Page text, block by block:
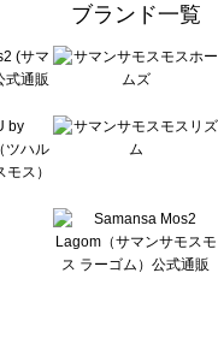
ー）のシューズ一覧
のシューズ一覧
テチチ クラシック）のシューズ一覧
キュール）のシューズ一覧
ィーズブルー）のシューズ一覧
ティー）のシューズ一覧
ブランド一覧